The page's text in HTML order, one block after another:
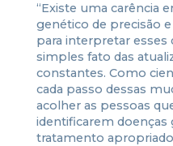
“Existe uma carência
genético de precisão
para interpretar esses
simples fato das
constantes. Como
cada passo dessas
acolher as pessoas
identificarem doenças
tratamento